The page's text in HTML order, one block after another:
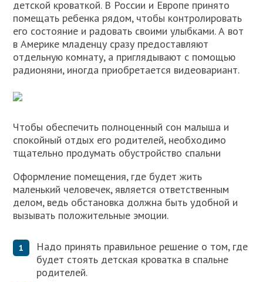
детской кроваткой. В России и Европе принято
помещать ребенка рядом, чтобы контролировать
его состояние и радовать своими улыбками. А вот
в Америке младенцу сразу предоставляют
отдельную комнату, а приглядывают с помощью
радионяни, иногда приобретается видеовариант.
Чтобы обеспечить полноценный сон малыша и
спокойный отдых его родителей, необходимо
тщательно продумать обустройство спальни
Оформление помещения, где будет жить
маленький человечек, является ответственным
делом, ведь обстановка должна быть удобной и
вызывать положительные эмоции.
Надо принять правильное решение о том, где
будет стоять детская кроватка в спальне
родителей.